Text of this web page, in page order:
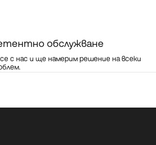
обслужване
с нас и ще намерим решение на всеки